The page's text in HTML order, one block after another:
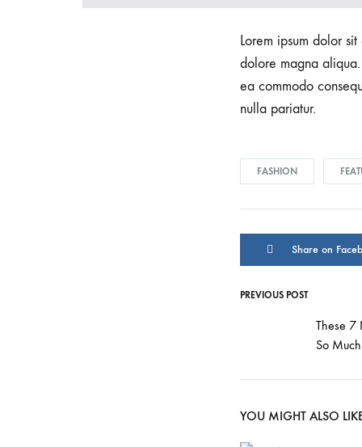
Lorem ipsum dolor
dolore magna
ea commodo
nulla pariatur.
FASHION
Share on
PREVIOUS POST
These 7
So
YOU MIGHT ALSO